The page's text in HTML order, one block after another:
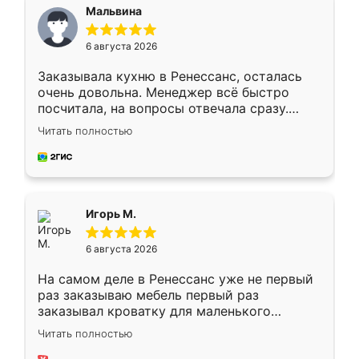
Мальвина
6 августа 2026
Заказывала кухню в Ренессанс, осталась
очень довольна. Менеджер всё быстро
посчитала, на вопросы отвечала сразу.
Замерщик приехал в субботу, подошёл к
делу со всей ответственностью. Собрали
за день, ребята работали аккуратно, даже
Читать полностью
Игорь М.
6 августа 2026
На самом деле в Ренессанс уже не первый
раз заказываю мебель первый раз
заказывал кроватку для маленького
ребёнка при его рождении ,во второй раз
заказал шкаф-купе. По качеству очень
Читать полностью